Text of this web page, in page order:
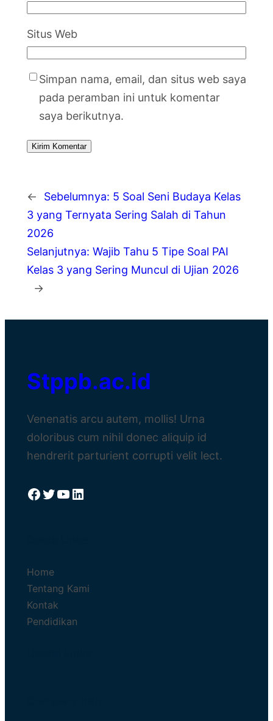
Situs Web
Simpan nama, email, dan situs web saya
pada peramban ini untuk komentar
saya berikutnya.
← Sebelumnya: 5 Soal Seni Budaya Kelas
3 yang Ternyata Sering Salah di Tahun
2026
Selanjutnya: Wajib Tahu 5 Tipe Soal PAI
Kelas 3 yang Sering Muncul di Ujian 2026
→
Stppb.ac.id
Venenatis arcu autem, mollis! Urna
doloribus cum nihil donec aliquip id
hendrerit parturient corrupti velit lect.
Facebook Twitter YouTube LinkedIn
Home
Tentang Kami
Kontak
Pendidikan